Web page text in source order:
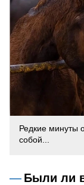
Редкие минуты
собой...
Были ли